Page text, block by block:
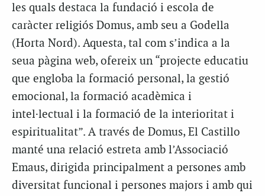
les quals destaca la fundació i escola de
caràcter religiós Domus, amb seu a Godella
(Horta Nord). Aquesta, tal com s’indica a la
seua pàgina web, ofereix un “projecte educatiu
que engloba la formació personal, la gestió
emocional, la formació acadèmica i
intel·lectual i la formació de la interioritat i
espiritualitat”. A través de Domus, El Castillo
manté una relació estreta amb l’Associació
Emaus, dirigida principalment a persones amb
diversitat funcional i persones majors i amb qui